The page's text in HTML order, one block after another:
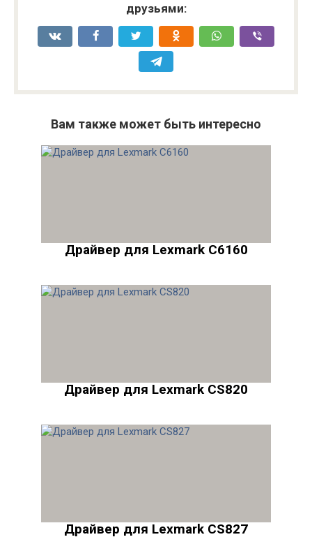
друзьями:
Вам также может быть интересно
Драйвер для Lexmark C6160
Драйвер для Lexmark CS820
Драйвер для Lexmark CS827